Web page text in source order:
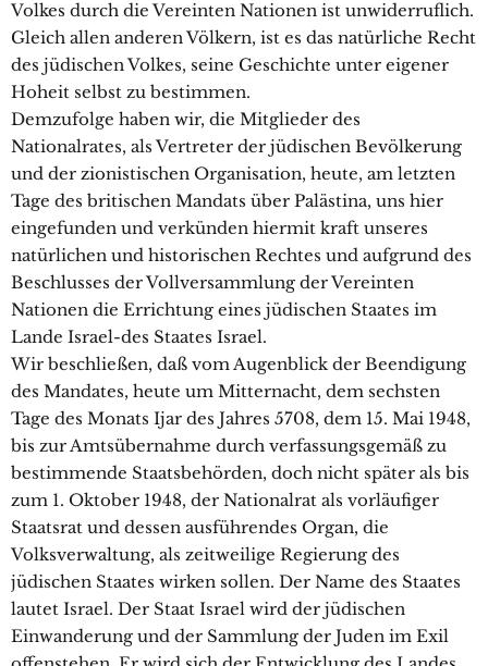
Volkes durch die Vereinten Nationen ist unwiderruflich.
Gleich allen anderen Völkern, ist es das natürliche Recht
des jüdischen Volkes, seine Geschichte unter eigener
Hoheit selbst zu bestimmen.
Demzufolge haben wir, die Mitglieder des
Nationalrates, als Vertreter der jüdischen Bevölkerung
und der zionistischen Organisation, heute, am letzten
Tage des britischen Mandats über Palästina, uns hier
eingefunden und verkünden hiermit kraft unseres
natürlichen und historischen Rechtes und aufgrund des
Beschlusses der Vollversammlung der Vereinten
Nationen die Errichtung eines jüdischen Staates im
Lande Israel-des Staates Israel.
Wir beschließen, daß vom Augenblick der Beendigung
des Mandates, heute um Mitternacht, dem sechsten
Tage des Monats Ijar des Jahres 5708, dem 15. Mai 1948,
bis zur Amtsübernahme durch verfassungsgemäß zu
bestimmende Staatsbehörden, doch nicht später als bis
zum 1. Oktober 1948, der Nationalrat als vorläufiger
Staatsrat und dessen ausführendes Organ, die
Volksverwaltung, als zeitweilige Regierung des
jüdischen Staates wirken sollen. Der Name des Staates
lautet Israel. Der Staat Israel wird der jüdischen
Einwanderung und der Sammlung der Juden im Exil